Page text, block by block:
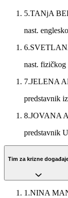
5.TANjA
nast.
6.
nast. fizičkog
7.JELENA
predstavnik
8.JOVANA
predstavnik
Tim za krizne
1 .NINA